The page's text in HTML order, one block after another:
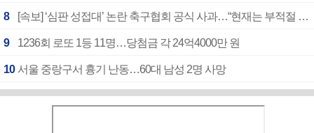
8 [속보] ‘심판 성접대’ 논란 축구협회 공식 사과…“현재는 부적절 행위 없어”
9 1236회 로또 1등 11명…당첨금 각 24억4000만 원
10 서울 중랑구서 흉기 난동…60대 남성 2명 사망